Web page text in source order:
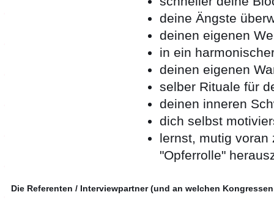
deine Ängste
deinen eigenen
in ein
deinen eigenen
selber Rituale für
deinen inneren
dich selbst
lernst, mutig voran
"Opferrolle"
Die Referenten / Interviewpartner (und an welchen